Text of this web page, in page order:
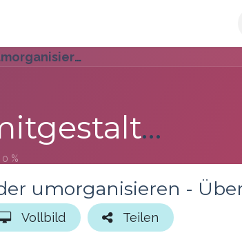
- Überblick
Governance mitgestalten II - Vertiefung
0 %
umorganisieren -
Vollbild Teilen